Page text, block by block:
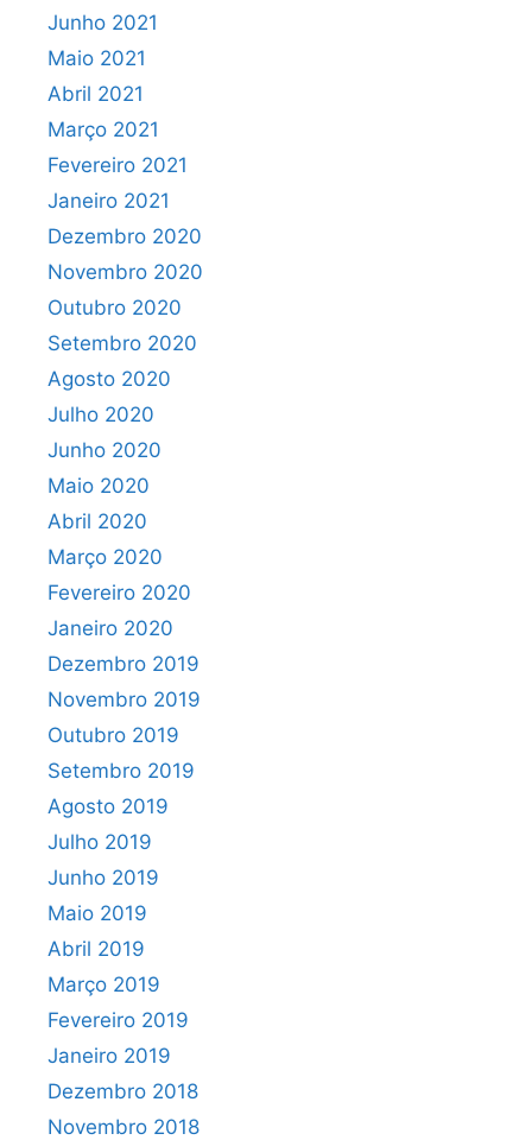
Junho 2021
Maio 2021
Abril 2021
Março 2021
Fevereiro 2021
Janeiro 2021
Dezembro 2020
Novembro 2020
Outubro 2020
Setembro 2020
Agosto 2020
Julho 2020
Junho 2020
Maio 2020
Abril 2020
Março 2020
Fevereiro 2020
Janeiro 2020
Dezembro 2019
Novembro 2019
Outubro 2019
Setembro 2019
Agosto 2019
Julho 2019
Junho 2019
Maio 2019
Abril 2019
Março 2019
Fevereiro 2019
Janeiro 2019
Dezembro 2018
Novembro 2018